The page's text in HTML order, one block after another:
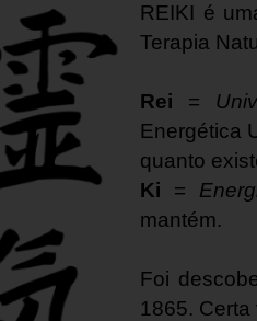
REIKI é
Terapia
Rei =
Energética
quanto
Ki =
mantém.
Foi
1865.